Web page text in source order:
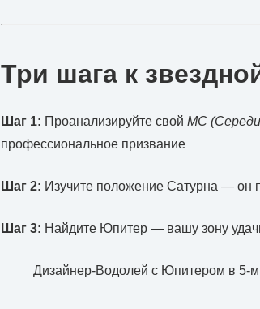
Три шага к
Шаг 1: Проанализируйте свой МС
профессиональное призвание
Шаг 2: Изучите положение Сатурна — он
Шаг 3: Найдите Юпитер — вашу зону
Дизайнер-Водолей с Юпитером в 5-м